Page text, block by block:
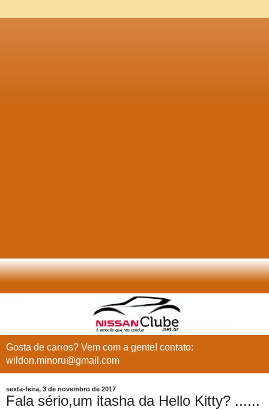
Gosta de carros? Vem com a gente! contato:
wildon.minoru@gmail.com
sexta-feira, 3 de novembro de 2017
Fala sério,um itasha da Hello Kitty? ......